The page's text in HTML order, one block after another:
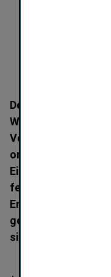
Der Vorstand der
Wiener
Verschiebung der,
ordent­lichen
Ein neuer Termin
festgesetzt, sobald
Entwicklung des
getroffenen
sind.